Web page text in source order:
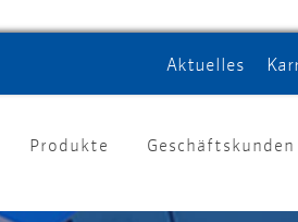
Aktuelles
Produkte Geschäftskunden